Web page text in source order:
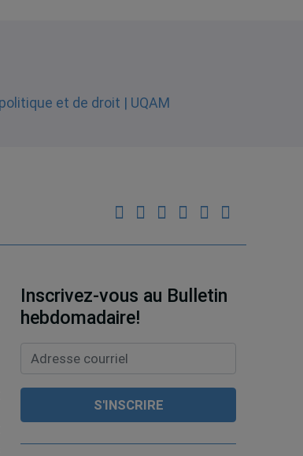
Inscrivez-vous au Bulletin
hebdomadaire!